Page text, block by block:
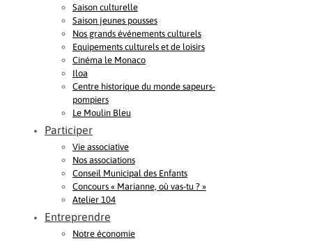
Saison culturelle
Saison jeunes pousses
Nos grands événements culturels
Equipements culturels et de loisirs
Cinéma le Monaco
Iloa
Centre historique du monde sapeurs-
pompiers
Le Moulin Bleu
Participer
Vie associative
Nos associations
Conseil Municipal des Enfants
Concours « Marianne, où vas-tu ? »
Atelier 104
Entreprendre
Notre économie